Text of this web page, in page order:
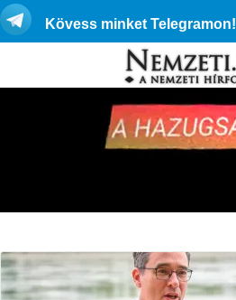
Kövess minket Telegramon!